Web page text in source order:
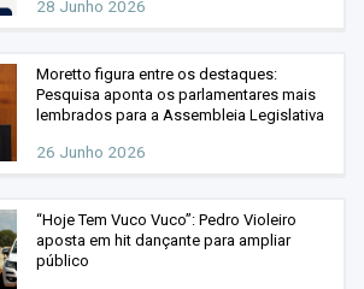
28 Junho 2026
Moretto figura entre os destaques:
Pesquisa aponta os parlamentares mais
lembrados para a Assembleia Legislativa
26 Junho 2026
“Hoje Tem Vuco Vuco”: Pedro Violeiro
aposta em hit dançante para ampliar
público